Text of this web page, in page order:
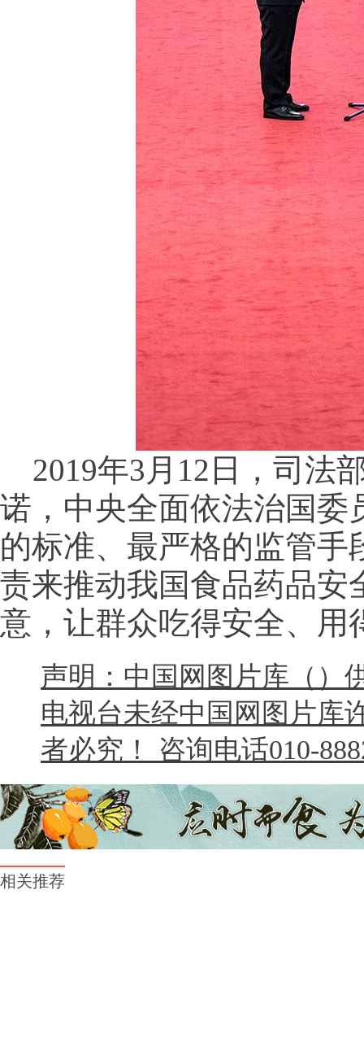
2019年3月12日，司法
诺，中央全面依法治国委
的标准、最严格的监管
责来推动我国食品药品安
意，让群众吃得安全、用
声明：中国网图片库（）
电视台未经中国网图片库
者必究！ 咨询电话010-
相关推荐